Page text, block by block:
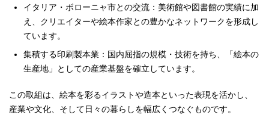
イタリア・ボローニャ市との交流：美術館や図書館の実績に加
え、クリエイターや絵本作家との豊かなネットワークを形成し
ています。
集積する印刷製本業：国内屈指の規模・技術を持ち、「絵本の
生産地」としての産業基盤を確立しています。
この取組は、絵本を彩るイラストや造本といった表現を活かし、
産業や文化、そして日々の暮らしを幅広くつなぐものです。